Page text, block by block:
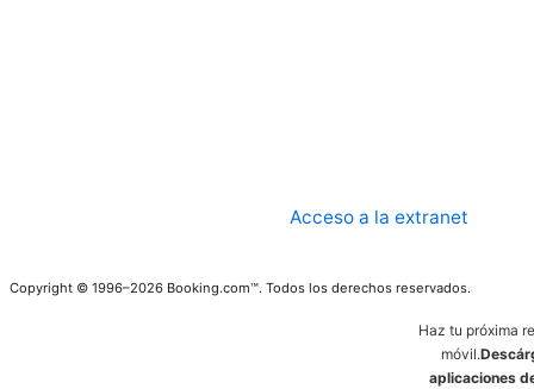
Acceso a la extranet
Copyright © 1996–2026 Booking.com™. Todos los derechos reservados.
Haz tu próxima
móvil.
aplicaciones